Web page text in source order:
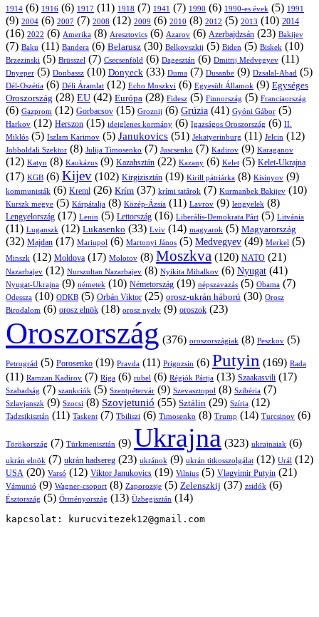
1914 (6) 1916 (6) 1917 (11) 1918 (7) 1941 (7) 1990 (6) 1990-es évek (5) 1991
(9) 2004 (6) 2007 (7) 2008 (12) 2009 (6) 2010 (8) 2012 (5) 2013 (10) 2014
(16) 2022 (6) Amerika (8) Aresztovics (6) Azarov (6) Azerbajdzsán (23) Bakijev
(7) Baku (11) Bandera (6) Belarusz (30) Belkovszkij (5) Biden (5) Biskek (10)
Brzezinski (5) Brüsszel (7) Csecsenföld (6) Dagesztán (6) Dmitrij Medvegyev (11)
Dnyeper (5) Donbassz (10) Donyeck (33) Duma (7) Dusanbe (9) Dzsalal-Abad (5)
Dél-Oszétia (6) Déli Áramlat (12) Echo Moszkvi (6) Egyesült Államok (9) Egységes
Oroszország (28) EU (42) Európa (28) Fidesz (5) Finnország (5) Franciaország
(6) Gazprom (12) Gorbacsov (15) Groznij (6) Grúzia (41) Gyóni Gábor (5)
Harkov (12) Herszon (15) ideiglenes kormány (6) Igazságos Oroszország (6) II.
Miklós (5) Iszlam Karimov (5) Janukovics (51) Jekatyerinburg (11) Jelcin (12)
Jobboldali Szektor (8) Julija Timosenko (7) Juscsenko (7) Kadirov (9) Karaganov
(12) Katyn (8) Kaukázus (9) Kazahsztán (22) Kazany (6) Kelet (5) Kelet-Ukrajna
(17) KGB (6) Kijev (102) Kirgizisztán (19) Kirill pátriárka (8) Kisinyov (9)
kommunisták (6) Kreml (26) Krím (37) krími tatárok (7) Kurmanbek Bakijev (10)
Kurszk megye (5) Kárpátalja (8) Közép-Ázsia (11) Lavrov (9) lengyelek (8)
Lengyelország (17) Lenin (5) Lettország (16) Liberális-Demokrata Párt (5) Litvánia
(11) Luganszk (12) Lukasenko (33) Lviv (14) magyarok (5) Magyarország
(32) Majdan (17) Mariupol (6) Martonyi János (5) Medvegyev (49) Merkel (5)
Minszk (12) Moldova (17) Molotov (8) Moszkva (120) NATO (21)
Nazarbajev (12) Nurszultan Nazarbajev (8) Nyikita Mihalkov (6) Nyugat (41)
Nyugat-Ukrajna (9) németek (10) Németország (19) népszavazás (5) Obama (7)
Odessza (10) ODKB (5) Orbán Viktor (25) orosz-ukrán háború (30) Orosz
Birodalom (6) orosz elnök (18) orosz nyelv (9) oroszok (23)
Oroszország (376) oroszországiak (8) Peszkov (5)
Petrográd (5) Porosenko (19) Pravda (11) Prigozsin (6) Putyin (169) Rada
(11) Ramzan Kadirov (7) Riga (6) rubel (6) Régiók Pártja (13) Szaakasvili (17)
Szabadság (7) szankciók (5) Szentpétervár (9) Szevasztopol (8) Szibéria (7)
Szlavjanszk (9) Szocsi (8) Szovjetunió (55) Sztálin (29) Szíria (12)
Tadzsikisztán (11) Taskent (7) Tbiliszi (6) Timosenko (8) Trump (14) Turcsinov (6)
Törökország (7) Türkmenisztán (9) Ukrajna (323) ukrajnaiak (6)
ukrán elnök (7) ukrán hadsereg (23) ukránok (9) ukrán titkosszolgálat (12) Urál (12)
USA (20) Varsó (12) Viktor Janukovics (19) Vilnius (5) Vlagyimir Putyin (21)
Vámunió (9) Wagner-csoport (8) Zaporozsje (5) Zelenszkij (37) zsidók (6)
Észtország (5) Örményország (13) Üzbegisztán (14)
kapcsolat: kurucvitezek12@gmail.com